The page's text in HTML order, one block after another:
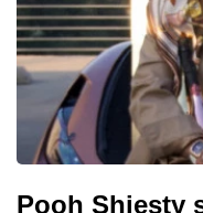
Pooh Shiesty